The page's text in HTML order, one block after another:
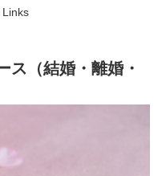
ス（結婚・離婚・